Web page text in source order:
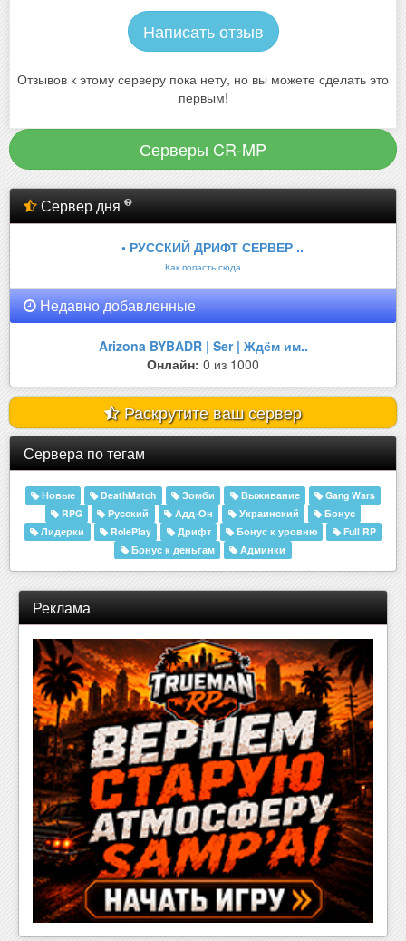
Написать отзыв
Отзывов к этому серверу пока нету, но вы можете сделать это
первым!
Серверы CR-MP
Сервер дня
• РУССКИЙ ДРИФТ СЕРВЕР ..
Как попасть сюда
Недавно добавленные
Arizona BYBADR | Ser | Ждём им..
Онлайн: 0 из 1000
Раскрутите ваш сервер
Сервера по тегам
Новые DeathMatch Зомби Выживание
Gang Wars
RPG
Русский Адд-Он Украинский
Бонус
Лидерки
RolePlay Дрифт Бонус к уровню
Full RP
Бонус к деньгам
Админки
Реклама